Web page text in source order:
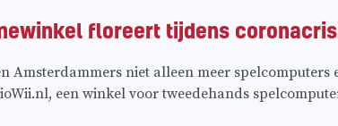
floreert tijdens
Amsterdammers niet alleen meer spelcomputers
een winkel voor tweedehands